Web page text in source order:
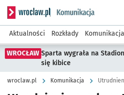
Serwis informacyjny wroclaw.pl
Aktualności Rozkłady
WROCŁAW Sparta wygrała na
się kibice
wroclaw.pl Komunikacja